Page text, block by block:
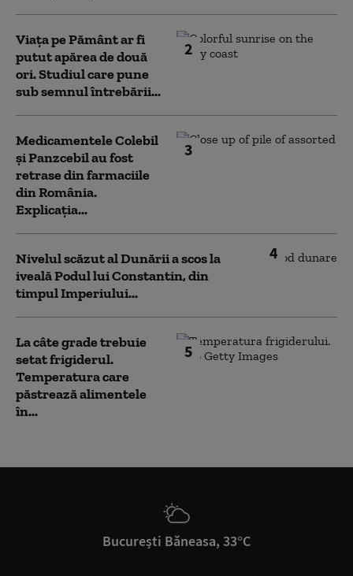
2
Viața pe Pământ ar fi
putut apărea de două
ori. Studiul care pune
sub semnul întrebării...
3
Medicamentele Colebil
și Panzcebil au fost
retrase din farmaciile
din România.
Explicația...
4
Nivelul scăzut al Dunării a scos la
iveală Podul lui Constantin, din
timpul Imperiului...
5
La câte grade trebuie
setat frigiderul.
Temperatura care
păstrează alimentele
în...
București Băneasa, 33°C